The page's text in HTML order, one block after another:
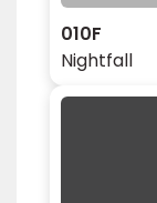
010F
Nightfall